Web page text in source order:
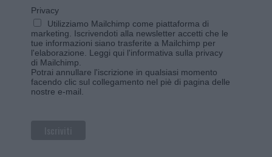
Privacy
Utilizziamo Mailchimp come piattaforma di
marketing. Iscrivendoti alla newsletter accetti che le
tue informazioni siano trasferite a Mailchimp per
l'elaborazione. Leggi qui l'informativa sulla privacy
di Mailchimp
Potrai annullare l'iscrizione in qualsiasi momento
facendo clic sul collegamento nel piè di pagina delle
nostre e-mail.